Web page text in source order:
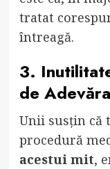
tratat
întreagă.
3.
de
Unii susțin că
procedură
acestui mit,